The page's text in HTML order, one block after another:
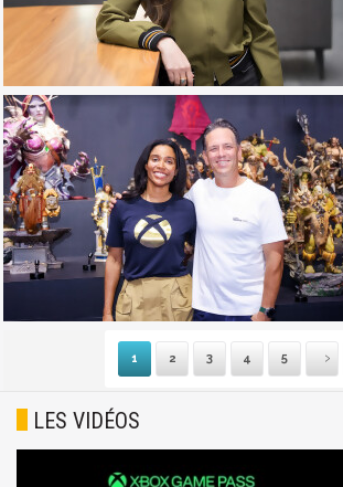
1 2 3 4 5
Suivante
Dernière
LES VIDÉOS